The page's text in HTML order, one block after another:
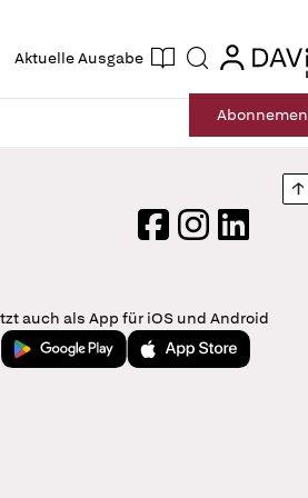
Aktuelle Ausgabe Suche login
login
Abo
FacebookInstagram
LinkedIn
auch als App für iOS und Android
Jetzt bei Google PlayLaden im App Store